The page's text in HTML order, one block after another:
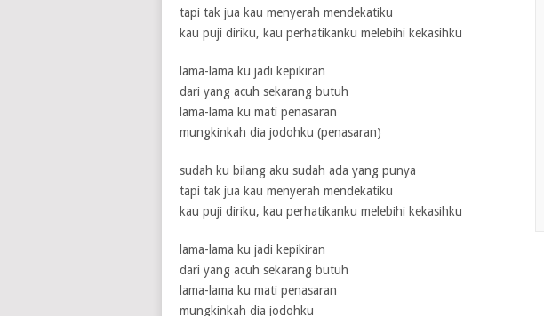
tapi tak jua kau menyerah mendekatiku
kau puji diriku, kau perhatikanku melebihi kekasihku
lama-lama ku jadi kepikiran
dari yang acuh sekarang butuh
lama-lama ku mati penasaran
mungkinkah dia jodohku (penasaran)
sudah ku bilang aku sudah ada yang punya
tapi tak jua kau menyerah mendekatiku
kau puji diriku, kau perhatikanku melebihi kekasihku
lama-lama ku jadi kepikiran
dari yang acuh sekarang butuh
lama-lama ku mati penasaran
mungkinkah dia jodohku